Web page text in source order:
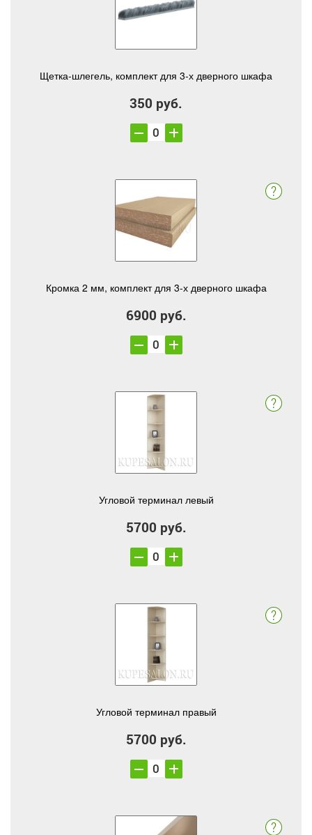
Щетка-шлегель, комплект для 3-х дверного шкафа
350 руб.
Кромка 2 мм, комплект для 3-х дверного шкафа
6900 руб.
Угловой терминал левый
5700 руб.
Угловой терминал правый
5700 руб.